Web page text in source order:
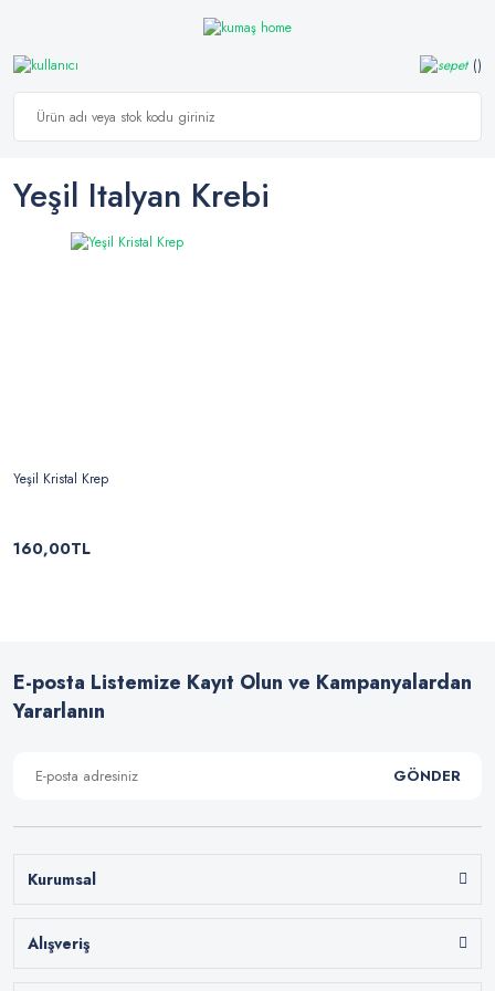
Yeşil Italyan Krebi
Yeşil Kristal Krep
160,00TL
E-posta Listemize Kayıt Olun ve Kampanyalardan
Yararlanın
GÖNDER
Kurumsal
Alışveriş